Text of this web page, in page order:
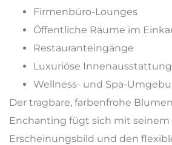
Firmenbüro-Lounges
Öffentliche Räume im
Restauranteingänge
Luxuriöse
Wellness- und Spa-
Der tragbare, farbenfrohe
Enchanting fügt sich mit
Erscheinungsbild und den